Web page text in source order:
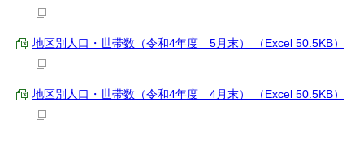
地区別人口・世帯数（令和4年度 5月末） （Excel 50.5KB）
地区別人口・世帯数（令和4年度 4月末） （Excel 50.5KB）